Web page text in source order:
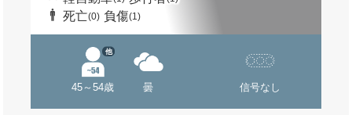
死亡(0) 負傷(1)
45～54歳
他
曇 信号なし